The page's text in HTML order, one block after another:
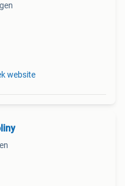
website